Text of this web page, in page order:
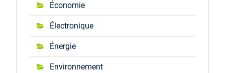
Économie
Électronique
Énergie
Environnement